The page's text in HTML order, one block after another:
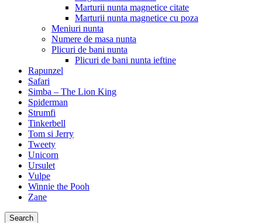
Marturii nunta magnetice citate
Marturii nunta magnetice cu poza
Meniuri nunta
Numere de masa nunta
Plicuri de bani nunta
Plicuri de bani nunta ieftine
Rapunzel
Safari
Simba – The Lion King
Spiderman
Strumfi
Tinkerbell
Tom si Jerry
Tweety
Unicorn
Ursulet
Vulpe
Winnie the Pooh
Zane
Search